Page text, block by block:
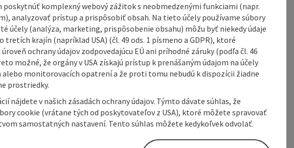
poskytnúť komplexný webový zážitok s neobmedzenými funkciami (napr.
analyzovať prístup a prispôsobiť obsah. Na tieto účely používame súbory
účely (analýza, marketing, prispôsobenie obsahu) môžu byť niekedy údaje
tretích krajín (napríklad USA) (čl. 49 ods. 1 písmeno a GDPR), ktoré
ochrany údajov zodpovedajúcu EÚ ani príhodné záruky (podľa čl. 46
možné, že orgány v USA získajú prístup k prenášaným údajom na účely
monitorovacích opatrení a že proti tomu nebudú k dispozícii žiadne
prostriedky.
nájdete v našich zásadách ochrany údajov. Týmto dávate súhlas, že
cookie (vrátane tých od poskytovateľov z USA), ktoré môžete spravovať
samostatných nastavení. Tento súhlas môžete kedykoľvek odvolať.